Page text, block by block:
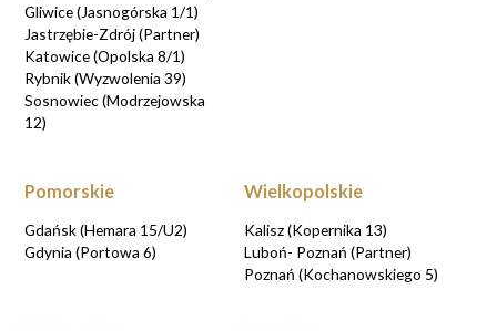
Gliwice (Jasnogórska 1/1)
Jastrzębie-Zdrój (Partner)
Katowice (Opolska 8/1)
Rybnik (Wyzwolenia 39)
Sosnowiec (Modrzejowska
12)
Pomorskie
Gdańsk (Hemara 15/U2)
Gdynia (Portowa 6)
Wielkopolskie
Kalisz (Kopernika 13)
Luboń- Poznań (Partner)
Poznań (Kochanowskiego 5)